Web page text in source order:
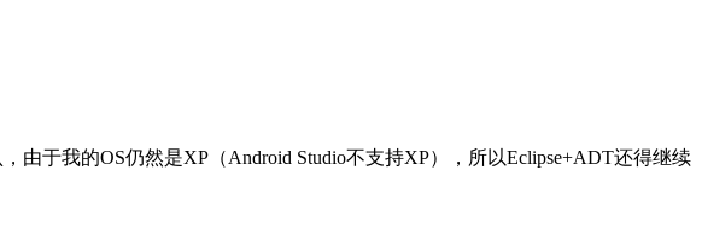
由于我的OS仍然是XP（Android Studio不支持XP），所以Eclipse+ADT还得继续